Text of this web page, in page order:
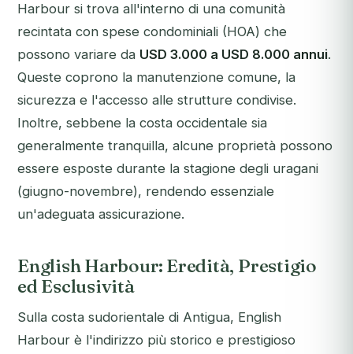
Harbour si trova all'interno di una comunità
recintata con spese condominiali (HOA) che
possono variare da USD 3.000 a USD 8.000 annui.
Queste coprono la manutenzione comune, la
sicurezza e l'accesso alle strutture condivise.
Inoltre, sebbene la costa occidentale sia
generalmente tranquilla, alcune proprietà possono
essere esposte durante la stagione degli uragani
(giugno-novembre), rendendo essenziale
un'adeguata assicurazione.
English Harbour: Eredità, Prestigio
ed Esclusività
Sulla costa sudorientale di Antigua, English
Harbour è l'indirizzo più storico e prestigioso